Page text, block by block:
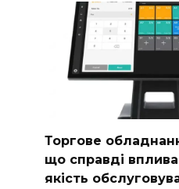
Торгове
що справді
якість